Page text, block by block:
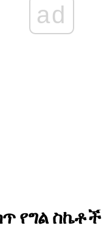
ad
የግል ስኬቶች